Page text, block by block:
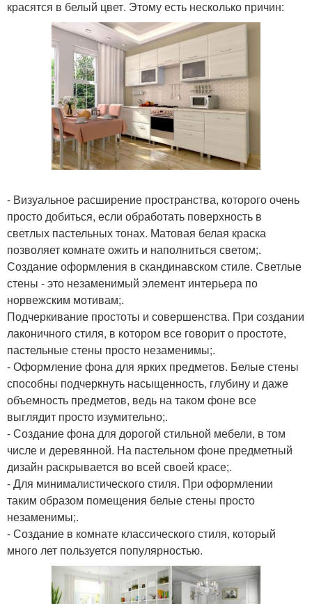
красятся в белый цвет. Этому есть несколько причин:
- Визуальное расширение пространства, которого очень
просто добиться, если обработать поверхность в
светлых пастельных тонах. Матовая белая краска
позволяет комнате ожить и наполниться светом;.
Создание оформления в скандинавском стиле. Светлые
стены - это незаменимый элемент интерьера по
норвежским мотивам;.
Подчеркивание простоты и совершенства. При создании
лаконичного стиля, в котором все говорит о простоте,
пастельные стены просто незаменимы;.
- Оформление фона для ярких предметов. Белые стены
способны подчеркнуть насыщенность, глубину и даже
объемность предметов, ведь на таком фоне все
выглядит просто изумительно;.
- Создание фона для дорогой стильной мебели, в том
числе и деревянной. На пастельном фоне предметный
дизайн раскрывается во всей своей красе;.
- Для минималистического стиля. При оформлении
таким образом помещения белые стены просто
незаменимы;.
- Создание в комнате классического стиля, который
много лет пользуется популярностью.